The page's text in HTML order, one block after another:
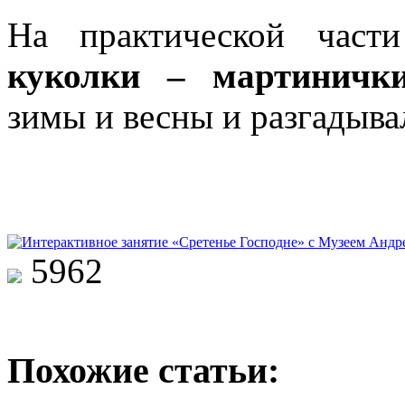
На практической
куколки –
зимы и весны и
5962
Похожие статьи: